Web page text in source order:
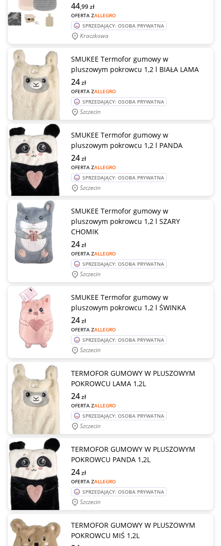
OFERTA ZALLEGRO
44,99zł
SPRZEDAJĄCY: OSOBA PRYWATNA
Kraczkowa
SMUKEE Termofor gumowy w
pluszowym pokrowcu 1,2 l BIAŁA LAMA
OFERTA ZALLEGRO
24zł
SPRZEDAJĄCY: OSOBA PRYWATNA
Szczecin
SMUKEE Termofor gumowy w
pluszowym pokrowcu 1,2 l PANDA
OFERTA ZALLEGRO
24zł
SPRZEDAJĄCY: OSOBA PRYWATNA
Szczecin
SMUKEE Termofor gumowy w
pluszowym pokrowcu 1,2 l SZARY
CHOMIK
OFERTA ZALLEGRO
24zł
SPRZEDAJĄCY: OSOBA PRYWATNA
Szczecin
SMUKEE Termofor gumowy w
pluszowym pokrowcu 1,2 l ŚWINKA
OFERTA ZALLEGRO
24zł
SPRZEDAJĄCY: OSOBA PRYWATNA
Szczecin
TERMOFOR GUMOWY W PLUSZOWYM
POKROWCU LAMA 1,2L
OFERTA ZALLEGRO
24zł
SPRZEDAJĄCY: OSOBA PRYWATNA
Szczecin
TERMOFOR GUMOWY W PLUSZOWYM
POKROWCU PANDA 1,2L
OFERTA ZALLEGRO
24zł
SPRZEDAJĄCY: OSOBA PRYWATNA
Szczecin
TERMOFOR GUMOWY W PLUSZOWYM
POKROWCU MIŚ 1,2L